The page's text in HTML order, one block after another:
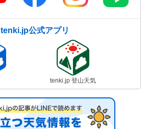
tenki.jp公式アプリ
tenki.jp 登山天気